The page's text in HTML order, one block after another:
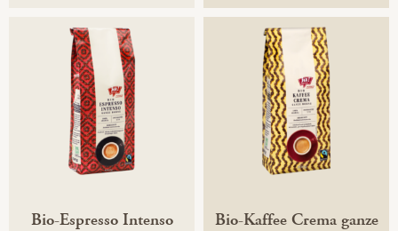
Bio-Espresso Intenso
Bio-Kaffee Crema ganze